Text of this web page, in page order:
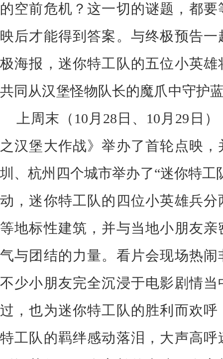
的空前危机？这一切的谜题，都要
映后才能得到答案。 与终极预告一
极海报， 迷你特工队的五位小英
共同从汉堡怪物队长的魔爪中守护
上周末（ 10月28日、10月29日
之汉堡大作战》举办了首轮点映
圳、杭州四个城市举办了“迷你特工
动，迷你特工队的四位小英雄兵
等地标性建筑，并与当地小朋友
气与团结的力量。看片会现场热
不少小朋友完全沉浸于电影剧情
过，也为迷你特工队的胜利而欢
特工队的羁绊感动落泪，大声高